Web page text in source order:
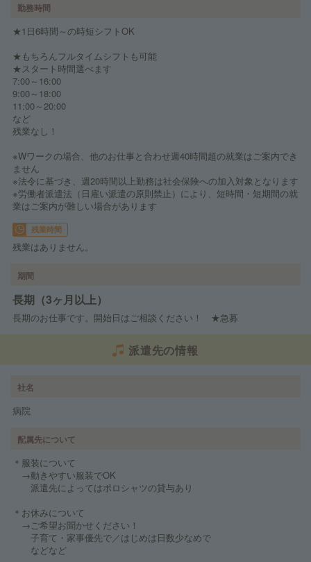
勤務時間
★1日6時間～の時短シフトOK
★もちろんフルタイムシフトも可能
★スタート時間選べます
7:00～16:00
9:00～18:00
11:00～20:00
など
残業なし！
※Wワークの場合、他のお仕事と合わせ週40時間超の就業はご案内でき
ません
※法令に基づき、週20時間以上勤務は社会保険への加入対象となります
※労働者派遣法（日雇い派遣の原則禁止）により、短時間・短期間の就
業はご案内が難しい場合があります
残業時間
残業はありません。
期間
長期（3ヶ月以上）
長期のお仕事です。開始日はご相談ください！ ★急募
派遣先の情報
社名
病院
配属先について
＊服装について
→動きやすい服装でOK
派遣先によってはポロシャツの貸与あり
＊お休みについて
→ご希望お聞かせください！
子育て・家事優先で／はじめは日数少なめで
などなど